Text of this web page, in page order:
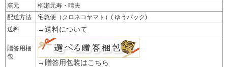
窯元
柳瀬元寿・晴夫
配送方法
宅急便（クロネコヤマト）( ゆうパック)
送料
→送料について
贈答用梱
包
→贈答用包装はこちら